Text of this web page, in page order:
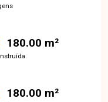
180.00 m²
180.00 m²